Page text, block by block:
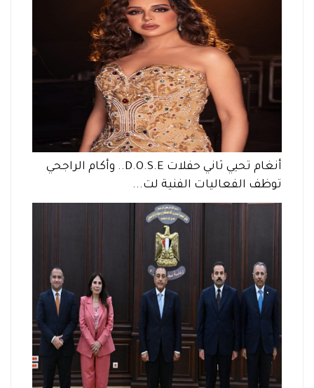
أنغام تحيي ثاني حفلات D.O.S.E.. وأكام الراجحي
توظف الفعاليات الفنية لت...